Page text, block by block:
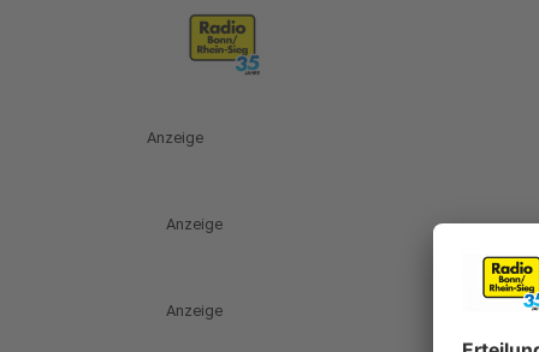
Anzeige
Anzeige
Anzeige